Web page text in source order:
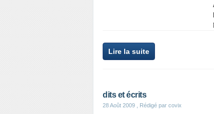
Lire la suite
dits et écrits
28 Août 2009 , Rédigé par covix